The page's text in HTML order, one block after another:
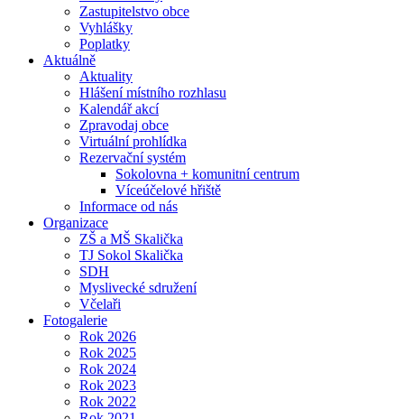
Zastupitelstvo obce
Vyhlášky
Poplatky
Aktuálně
Aktuality
Hlášení místního rozhlasu
Kalendář akcí
Zpravodaj obce
Virtuální prohlídka
Rezervační systém
Sokolovna + komunitní centrum
Víceúčelové hřiště
Informace od nás
Organizace
ZŠ a MŠ Skalička
TJ Sokol Skalička
SDH
Myslivecké sdružení
Včelaři
Fotogalerie
Rok 2026
Rok 2025
Rok 2024
Rok 2023
Rok 2022